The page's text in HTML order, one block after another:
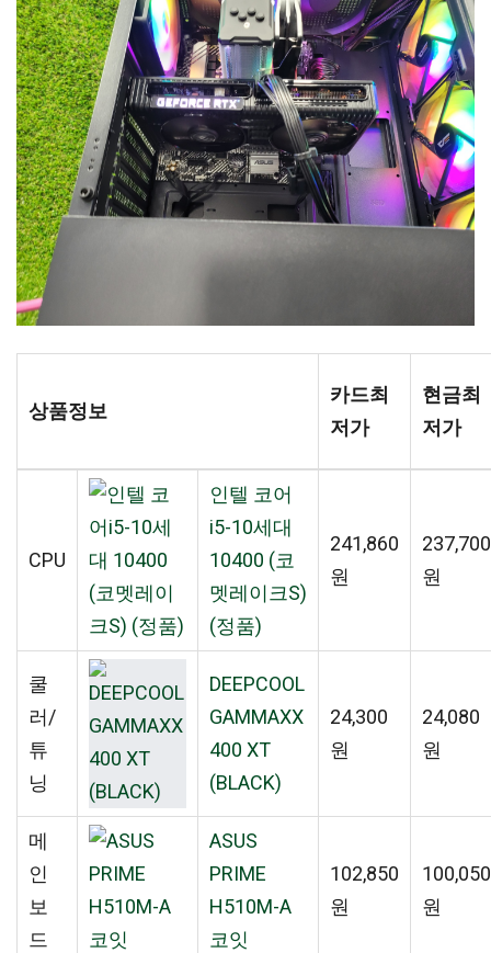
상품정보
카드최
저가
현금최
저가
CPU
인텔 코어
i5-10세대
10400 (코
멧레이크S)
(정품)
241,860
원
237,700
원
쿨
러/
튜
닝
DEEPCOOL
GAMMAXX
400 XT
(BLACK)
24,300
원
24,080
원
메
인
보
드
ASUS
PRIME
H510M-A
코잇
102,850
원
100,050
원